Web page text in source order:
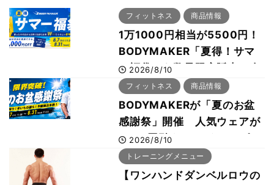
フィットネス 商品情報
1万1000円相当が5500円！
BODYMAKER「夏得！サマ
ー福袋」を数量限定販売 次
回使える1000円OFFクーポ
ンも
2026/8/10
フィットネス 商品情報
BODYMAKERが「夏のお盆
感謝祭」開催 人気ウェアが
1000円引き、UVクールポン
チョは半額の990円に
2026/8/10
トレーニングメニュー
【ワンハンドダンベルロウの